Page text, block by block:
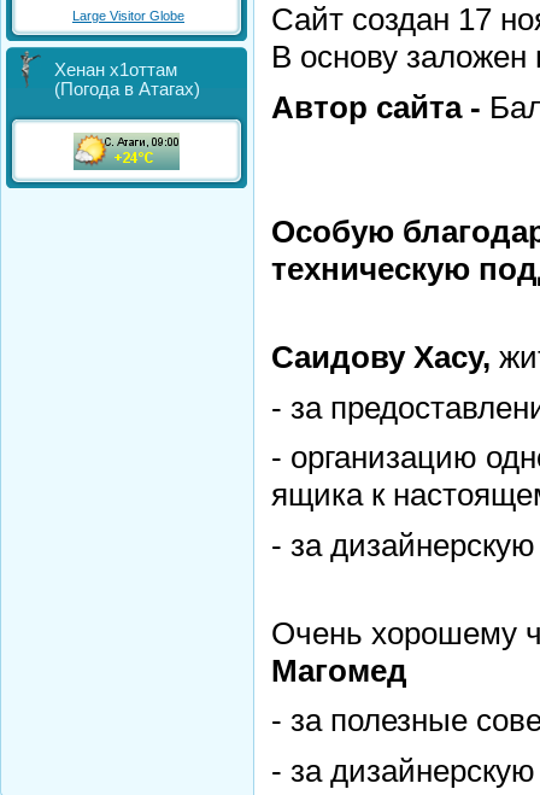
Large Visitor Globe
Хенан х1оттам
(Погода в Атагах)
Сайт создан 17
В основу
Автор сайта -
Особую
техническую
Саидову Хасу,
- за
- организацию
ящика к
- за дизайнерскую
Очень хорошему
Магомед
- за полезные
- за дизайнерскую